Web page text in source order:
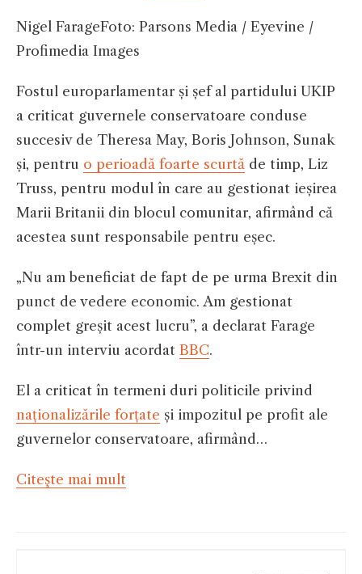
Nigel FarageFoto: Parsons Media / Eyevine /
Profimedia Images
Fostul europarlamentar și șef al partidului UKIP
a criticat guvernele conservatoare conduse
succesiv de Theresa May, Boris Johnson, Sunak
și, pentru o perioadă foarte scurtă de timp, Liz
Truss, pentru modul în care au gestionat ieșirea
Marii Britanii din blocul comunitar, afirmând că
acestea sunt responsabile pentru eșec.
„Nu am beneficiat de fapt de pe urma Brexit din
punct de vedere economic. Am gestionat
complet greșit acest lucru”, a declarat Farage
într-un interviu acordat BBC.
El a criticat în termeni duri politicile privind
naționalizările forțate și impozitul pe profit ale
guvernelor conservatoare, afirmând…
Citeşte mai mult